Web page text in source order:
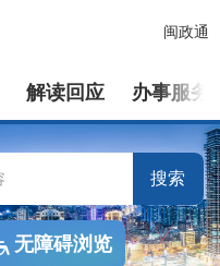
闽政通
解读回应 办事服务
搜索
无障碍浏览